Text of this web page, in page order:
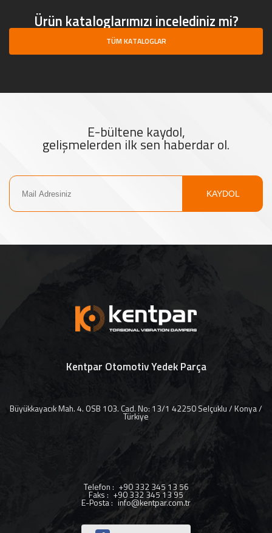
Ürün kataloglarımızı incelediniz mi?
TÜM KATALOGLAR
E-bültene kaydol,
gelişmelerden ilk sen haberdar ol.
KAYDOL
Kentpar Otomotiv Yedek Parça
Büyükkayacık Mah. 4. OSB 103. Cad. No: 13/1 42250 Selçuklu / Konya /
Türkiye
Telefon: +90 332 345 13 56
Faks: +90 332 345 13 95
E-Posta: info@kentpar.com.tr